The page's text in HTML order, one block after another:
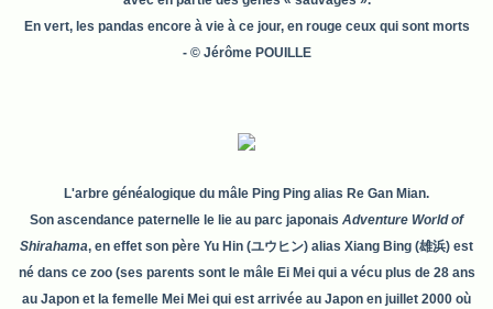
En vert, les pandas encore à vie à ce jour, en rouge ceux qui sont morts
- © Jérôme POUILLE
L'arbre généalogique du mâle Ping Ping alias Re Gan Mian.
Son ascendance paternelle le lie au parc japonais Adventure World of
Shirahama, en effet son père Yu Hin (ユウヒン) alias Xiang Bing (雄浜) est
né dans ce zoo (ses parents sont le mâle Ei Mei qui a vécu plus de 28 ans
au Japon et la femelle Mei Mei qui est arrivée au Japon en juillet 2000 où